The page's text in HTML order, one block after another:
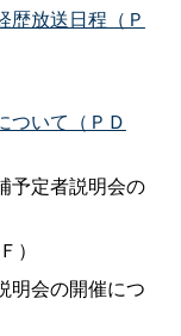
歴放送日程（Ｐ
ついて（ＰＤ
予定者説明会の
）
明会の開催につ